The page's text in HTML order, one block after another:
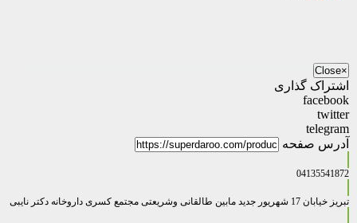
×
Close
اشتراک گذاری
facebook
twitter
telegram
آدرس صفحه
04135541872
تبریز خیابان 17 شهریور جدید مابین طالقانی وشریعتی مجتمع کسری داروخانه دکتر نایبی